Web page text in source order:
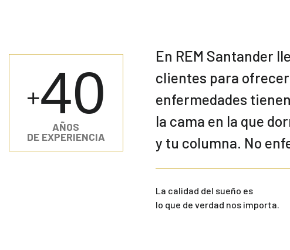
+40
AÑOS
DE EXPERIENCIA
En REM Santander
clientes para
enfermedades
la cama en la que
y tu columna. No
La calidad del sueño es
lo que de verdad nos importa.